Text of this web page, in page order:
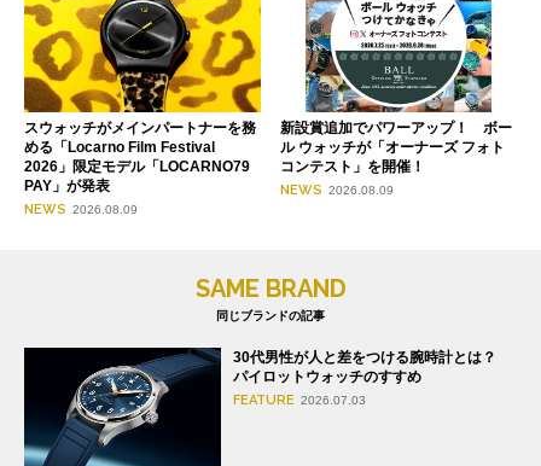
スウォッチがメインパートナーを務
める「Locarno Film Festival
2026」限定モデル「LOCARNO79
PAY」が発表
NEWS 2026.08.09
新設賞追加でパワーアップ！ ボー
ル ウォッチが「オーナーズ フォト
コンテスト」を開催！
NEWS 2026.08.09
SAME BRAND
同じブランドの記事
30代男性が人と差をつける腕時計とは？
パイロットウォッチのすすめ
FEATURE 2026.07.03